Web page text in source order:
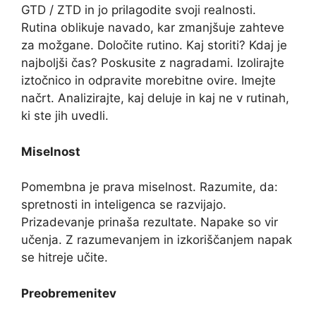
GTD / ZTD in jo prilagodite svoji realnosti.
Rutina oblikuje navado, kar zmanjšuje zahteve
za možgane. Določite rutino. Kaj storiti? Kdaj je
najboljši čas? Poskusite z nagradami. Izolirajte
iztočnico in odpravite morebitne ovire. Imejte
načrt. Analizirajte, kaj deluje in kaj ne v rutinah,
ki ste jih uvedli.
Miselnost
Pomembna je prava miselnost. Razumite, da:
spretnosti in inteligenca se razvijajo.
Prizadevanje prinaša rezultate. Napake so vir
učenja. Z razumevanjem in izkoriščanjem napak
se hitreje učite.
Preobremenitev